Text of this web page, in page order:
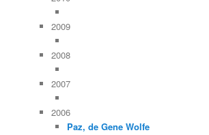
2009
2008
2007
2006
Paz, de Gene Wolfe